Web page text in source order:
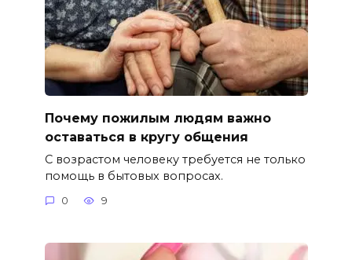
Почему пожилым людям важно
оставаться в кругу общения
С возрастом человеку требуется не только
помощь в бытовых вопросах.
0 9